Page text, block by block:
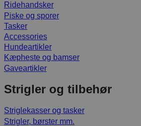
Ridehandsker
Piske og sporer
Tasker
Accessories
Hundeartikler
Kæpheste og bamser
Gaveartikler
Strigler og tilbehør
Striglekasser og tasker
Strigler, børster mm.